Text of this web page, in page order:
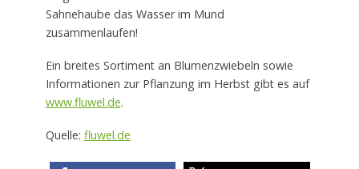
Sahnehaube das Wasser im Mund
zusammenlaufen!
Ein breites Sortiment an Blumenzwiebeln sowie
Informationen zur Pflanzung im Herbst gibt es auf
www.fluwel.de.
Quelle: fluwel.de